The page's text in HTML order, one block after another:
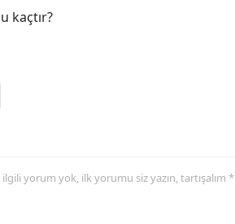
kaçtır?
yorum yok, ilk yorumu siz yazın, tartışalım *